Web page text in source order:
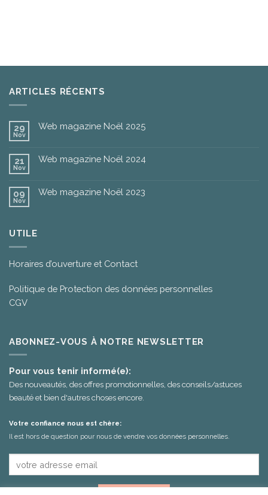
ARTICLES RÉCENTS
29
Nov
Web magazine Noël 2025
21
Nov
Web magazine Noël 2024
09
Nov
Web magazine Noël 2023
UTILE
Horaires d’ouverture et Contact
Politique de Protection des données personnelles
CGV
ABONNEZ-VOUS À NOTRE NEWSLETTER
Pour vous tenir informé(e):
Des nouveautés, des offres promotionnelles, des conseils/astuces
beauté et bien d'autres choses encore.
Votre confiance nous est chère:
Il est hors de question pour nous de vendre vos données personnelles.